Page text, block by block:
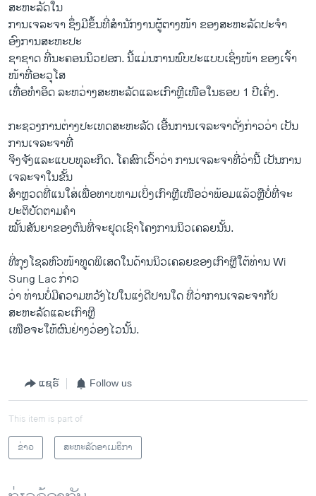
ສະຫະລັດໃນ
ການເຈລະຈາ ຊຶ່ງມີຂຶ້ນທີ່ສຳນັກງານຜູ້ຕາງໜ້າ ຂອງສະຫະລັດປະຈຳ
ອົງການສະຫະປະ
ຊາຊາດ ທີ່ນະຄອນນິວຢອກ. ນີ້ແມ່ນການພົບປະແບບເຊິ່ງໜ້າ ຂອງເຈົ້າ
ໜ້າທີ່ອະວຸໂສ
ເທື່ອທຳອິດ ລະຫວ່າງສະຫະລັດແລະເກົາຫຼີເໜືອໃນຮອບ 1 ປີເຄິ່ງ.
ກະຊວງການຕ່າງປະເທດສະຫະລັດ ເອີ້ນການເຈລະຈາດັ່ງກ່າວວ່າ ເປັນ
ການເຈລະຈາທີ່
ຈິງຈັງແລະແບບທຸລະກິດ. ໂຄສົກເວົ້າວ່າ ການເຈລະຈາທີ່ວ່ານີ້ ເປັນການ
ເຈລະຈາໃນຂັ້ນ
ສຳຫຼວດທີ່ແນໃສ່ເພື່ອທາບທາມເບິ່ງເກົາຫຼີເໜືອວ່າພ້ອມແລ້ວຫຼືບໍ່ທີ່ຈະ
ປະຕິບັດຕາມຄຳ
ໝັ້ນສັນຍາຂອງຕົນທີ່ຈະຢຸດເຊົາໂຄງການນິວເຄລຍນັ້ນ.
ທີ່ກຸງໂຊລຫົວໜ້າທູດພິເສດໃນດ້ານນິວເຄລຍຂອງເກົາຫຼີໃຕ້ທ່ານ Wi
Sung Lac ກ່າວ
ວ່າ ທ່ານບໍ່ມີຄວາມຫວັງໄປໃນແງ່ດີປານໃດ ທີ່ວ່າການເຈລະຈາກັບ
ສະຫະລັດແລະເກົາຫຼີ
ເໜືອຈະໃຫ້ຜົນຢ່າງວ່ອງໄວນັ້ນ.
ແຊຣ໌ Follow us
This item is part of
ຂ່າວ
ສະຫະລັດອາເມຣິກາ